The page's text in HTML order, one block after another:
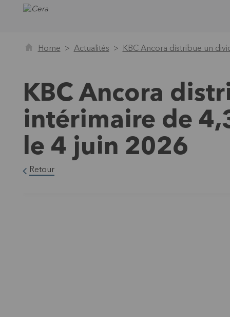
Home Actualités KBC Ancora distribue un
KBC Ancora
intérimaire de
le 4 juin 2026
Retour